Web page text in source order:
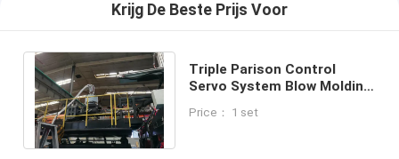
Krijg De Beste Prijs Voor
Triple Parison Control
Servo System Blow Molding
IML drankfles
Price： 1 set